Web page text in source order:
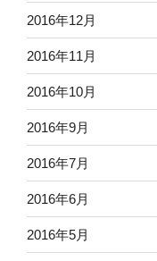
2016年12月
2016年11月
2016年10月
2016年9月
2016年7月
2016年6月
2016年5月